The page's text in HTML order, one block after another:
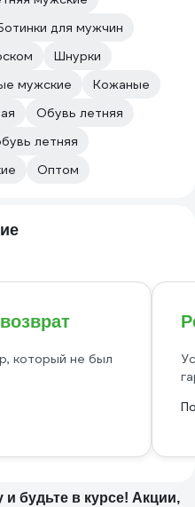
для мужчин
Шнурки
мужские
Кожаные
Обувь летняя
летняя
Оптом
который не был
и будьте в курсе! Акции,